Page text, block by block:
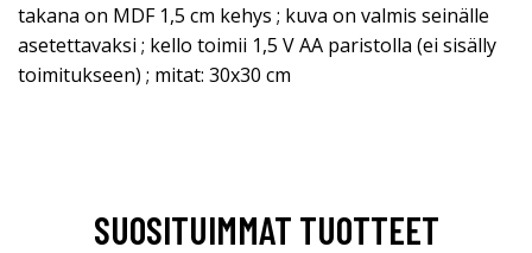
takana on MDF 1,5 cm kehys ; kuva on valmis seinälle
asetettavaksi ; kello toimii 1,5 V AA paristolla (ei sisälly
toimitukseen) ; mitat: 30x30 cm
SUOSITUIMMAT TUOTTEET